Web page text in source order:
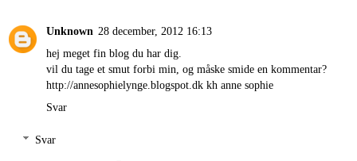
Unknown 28 december, 2012 16:13
hej meget fin blog du har dig.
vil du tage et smut forbi min, og måske smide en kommentar?
http://annesophielynge.blogspot.dk kh anne sophie
Svar
Svar